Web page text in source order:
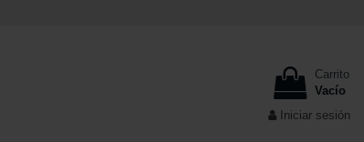
Carrito
Vacío
Iniciar sesión